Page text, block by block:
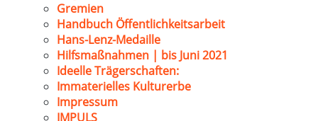
Gremien
Handbuch Öffentlichkeitsarbeit
Hans-Lenz-Medaille
Hilfsmaßnahmen | bis Juni 2021
Ideelle Trägerschaften:
Immaterielles Kulturerbe
Impressum
IMPULS